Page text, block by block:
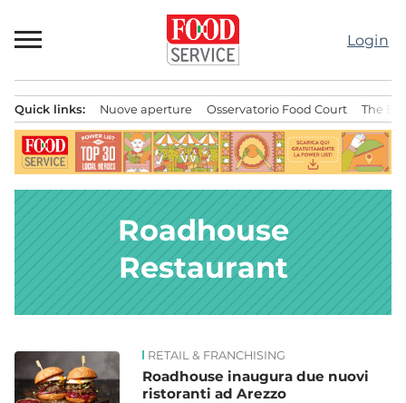
al
contenuto
Login
principale
Quick links: Nuove aperture Osservatorio Food Court The
Roadhouse
Restaurant
News RETAIL & FRANCHISING
Roadhouse inaugura due nuovi
ristoranti ad Arezzo